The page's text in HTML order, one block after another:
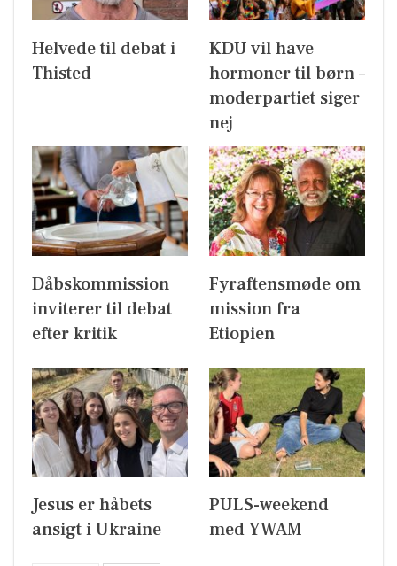
Helvede til debat i
Thisted
KDU vil have
hormoner til børn –
moderpartiet siger
nej
Dåbskommission
inviterer til debat
efter kritik
Fyraftensmøde om
mission fra
Etiopien
Jesus er håbets
ansigt i Ukraine
PULS-weekend
med YWAM